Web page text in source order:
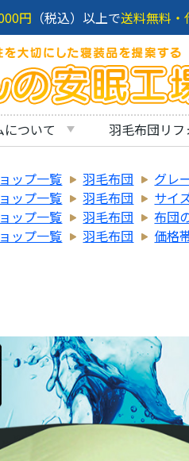
円 （税込）以上で送料無料・
ついて 羽毛布団リ
ップ一覧 羽毛布団
グレ
ップ一覧 羽毛布団
サイ
ップ一覧 羽毛布団
布団
ップ一覧 羽毛布団 価格